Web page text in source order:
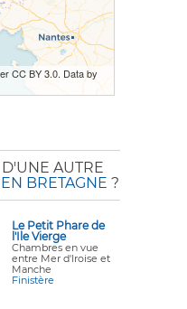
CC BY 3.0. Data by
AUTRE
BRETAGNE ?
Le Petit Phare de
l'Ile Vierge
Chambres en vue
entre Mer d'Iroise et
Manche
Finistère